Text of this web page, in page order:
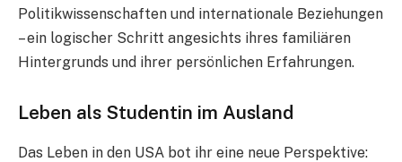
Politikwissenschaften und internationale Beziehungen
– ein logischer Schritt angesichts ihres familiären
Hintergrunds und ihrer persönlichen Erfahrungen.
Leben als Studentin im Ausland
Das Leben in den USA bot ihr eine neue Perspektive: